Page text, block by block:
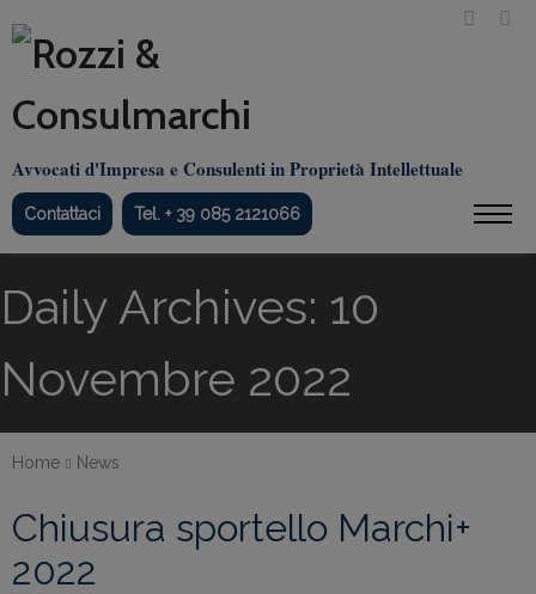
Avvocati d'Impresa e Consulenti in Proprietà Intellettuale
Contattaci Tel. + 39 085 2121066
Daily Archives: 10
Novembre 2022
Home News
Chiusura sportello Marchi+
2022